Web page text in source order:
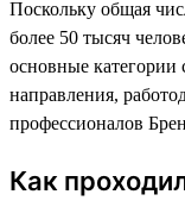
Поскольку общая
более 50 тысяч
основные категории
направления,
профессионалов
Как